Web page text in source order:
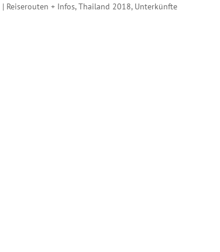
| Reiserouten + Infos,Thailand 2018, Unterkünfte